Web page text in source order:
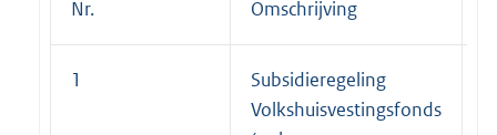
Nr. Omschrijving
1
Subsidieregeling
Volkshuisvestingsfonds